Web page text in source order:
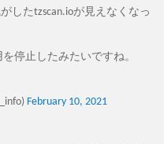
したtzscan.ioが見えなくなっ
停止したみたいですね。
February 10, 2021